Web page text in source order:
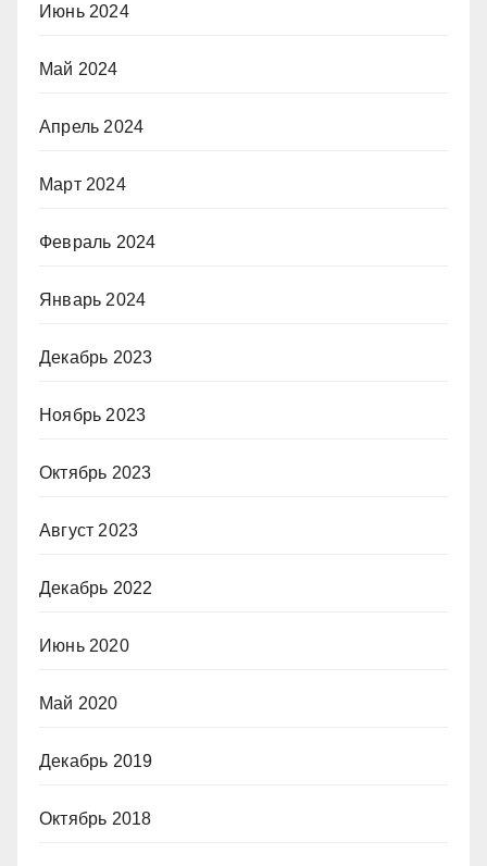
Июнь 2024
Май 2024
Апрель 2024
Март 2024
Февраль 2024
Январь 2024
Декабрь 2023
Ноябрь 2023
Октябрь 2023
Август 2023
Декабрь 2022
Июнь 2020
Май 2020
Декабрь 2019
Октябрь 2018